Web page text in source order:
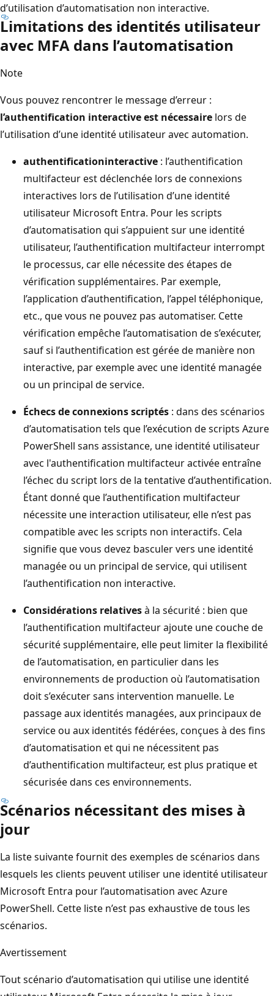
d’utilisation d’automatisation non interactive.
Limitations des identités utilisateur
avec MFA dans l’automatisation
Note
Vous pouvez rencontrer le message d’erreur :
l’authentification interactive est nécessaire lors de
l’utilisation d’une identité utilisateur avec automation.
authentificationinteractive : l’authentification
multifacteur est déclenchée lors de connexions
interactives lors de l’utilisation d’une identité
utilisateur Microsoft Entra. Pour les scripts
d’automatisation qui s’appuient sur une identité
utilisateur, l’authentification multifacteur interrompt
le processus, car elle nécessite des étapes de
vérification supplémentaires. Par exemple,
l’application d’authentification, l’appel téléphonique,
etc., que vous ne pouvez pas automatiser. Cette
vérification empêche l’automatisation de s’exécuter,
sauf si l’authentification est gérée de manière non
interactive, par exemple avec une identité managée
ou un principal de service.
Échecs de connexions scriptés : dans des scénarios
d’automatisation tels que l’exécution de scripts Azure
PowerShell sans assistance, une identité utilisateur
avec l'authentification multifacteur activée entraîne
l’échec du script lors de la tentative d’authentification.
Étant donné que l’authentification multifacteur
nécessite une interaction utilisateur, elle n’est pas
compatible avec les scripts non interactifs. Cela
signifie que vous devez basculer vers une identité
managée ou un principal de service, qui utilisent
l’authentification non interactive.
Considérations relativesà la sécurité : bien que
l’authentification multifacteur ajoute une couche de
sécurité supplémentaire, elle peut limiter la flexibilité
de l’automatisation, en particulier dans les
environnements de production où l’automatisation
doit s’exécuter sans intervention manuelle. Le
passage aux identités managées, aux principaux de
service ou aux identités fédérées, conçues à des fins
d’automatisation et qui ne nécessitent pas
d’authentification multifacteur, est plus pratique et
sécurisée dans ces environnements.
Scénarios nécessitant des mises à
jour
La liste suivante fournit des exemples de scénarios dans
lesquels les clients peuvent utiliser une identité utilisateur
Microsoft Entra pour l’automatisation avec Azure
PowerShell. Cette liste n’est pas exhaustive de tous les
scénarios.
Avertissement
Tout scénario d’automatisation qui utilise une identité